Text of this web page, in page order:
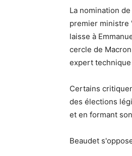
La nomination
premier ministre
laisse à
cercle de
expert
Certains
des élections
et en formant
Beaudet